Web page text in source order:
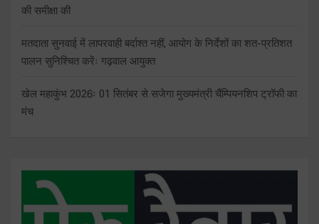
की समीक्षा की
मतदाता सुनवाई में लापरवाही बर्दाश्त नहीं, आयोग के निर्देशों का शत-प्रतिशत
पालन सुनिश्चित करेंः गढ़वाल आयुक्त
खेल महाकुंभ 2026ः 01 सितंबर से सजेगा मुख्यमंत्री चैंम्पियनशिप ट्रॉफी का
मंच